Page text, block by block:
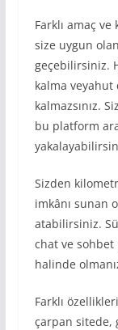
Farklı amaç
size uygun
geçebilirsiniz.
kalma veyahut
kalmazsınız.
bu platform
Sizden
imkânı sunan
atabilirsiniz.
chat ve
halinde
Farklı
çarpan sitede,